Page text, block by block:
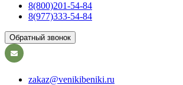
8(800)201-54-84
8(977)333-54-84
Обратный звонок
zakaz@venikibeniki.ru